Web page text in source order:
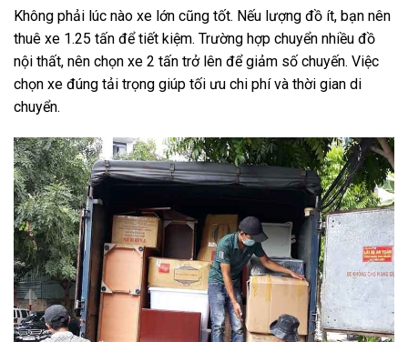
Không phải lúc nào xe lớn cũng tốt. Nếu lượng đồ ít, bạn nên
thuê xe 1.25 tấn để tiết kiệm. Trường hợp chuyển nhiều đồ
nội thất, nên chọn xe 2 tấn trở lên để giảm số chuyến. Việc
chọn xe đúng tải trọng giúp tối ưu chi phí và thời gian di
chuyển.